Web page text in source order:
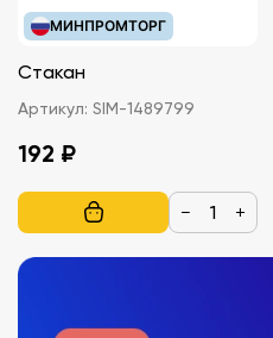
МИНПРОМТОРГ
Стакан
Артикул: SIM-1489799
192 ₽
− +